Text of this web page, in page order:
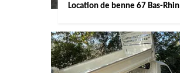
Location de benne 67 Bas-Rhin